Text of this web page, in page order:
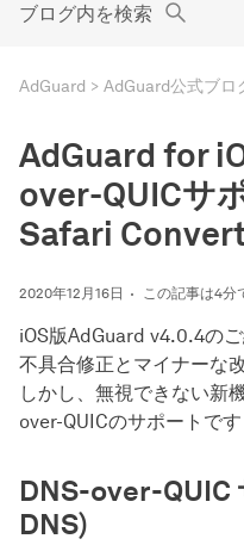
ブログ内を検索
AdGuard AdGuard公式ブロ
AdGuard for
over-QUICサ
Safari
2020年12月16日 この記事は4分
iOS版AdGuard v4.0.4の
不具合修正とマイナーな
しかし、無視できない新
over-QUICのサポートです
DNS-over-QUIC
DNS)